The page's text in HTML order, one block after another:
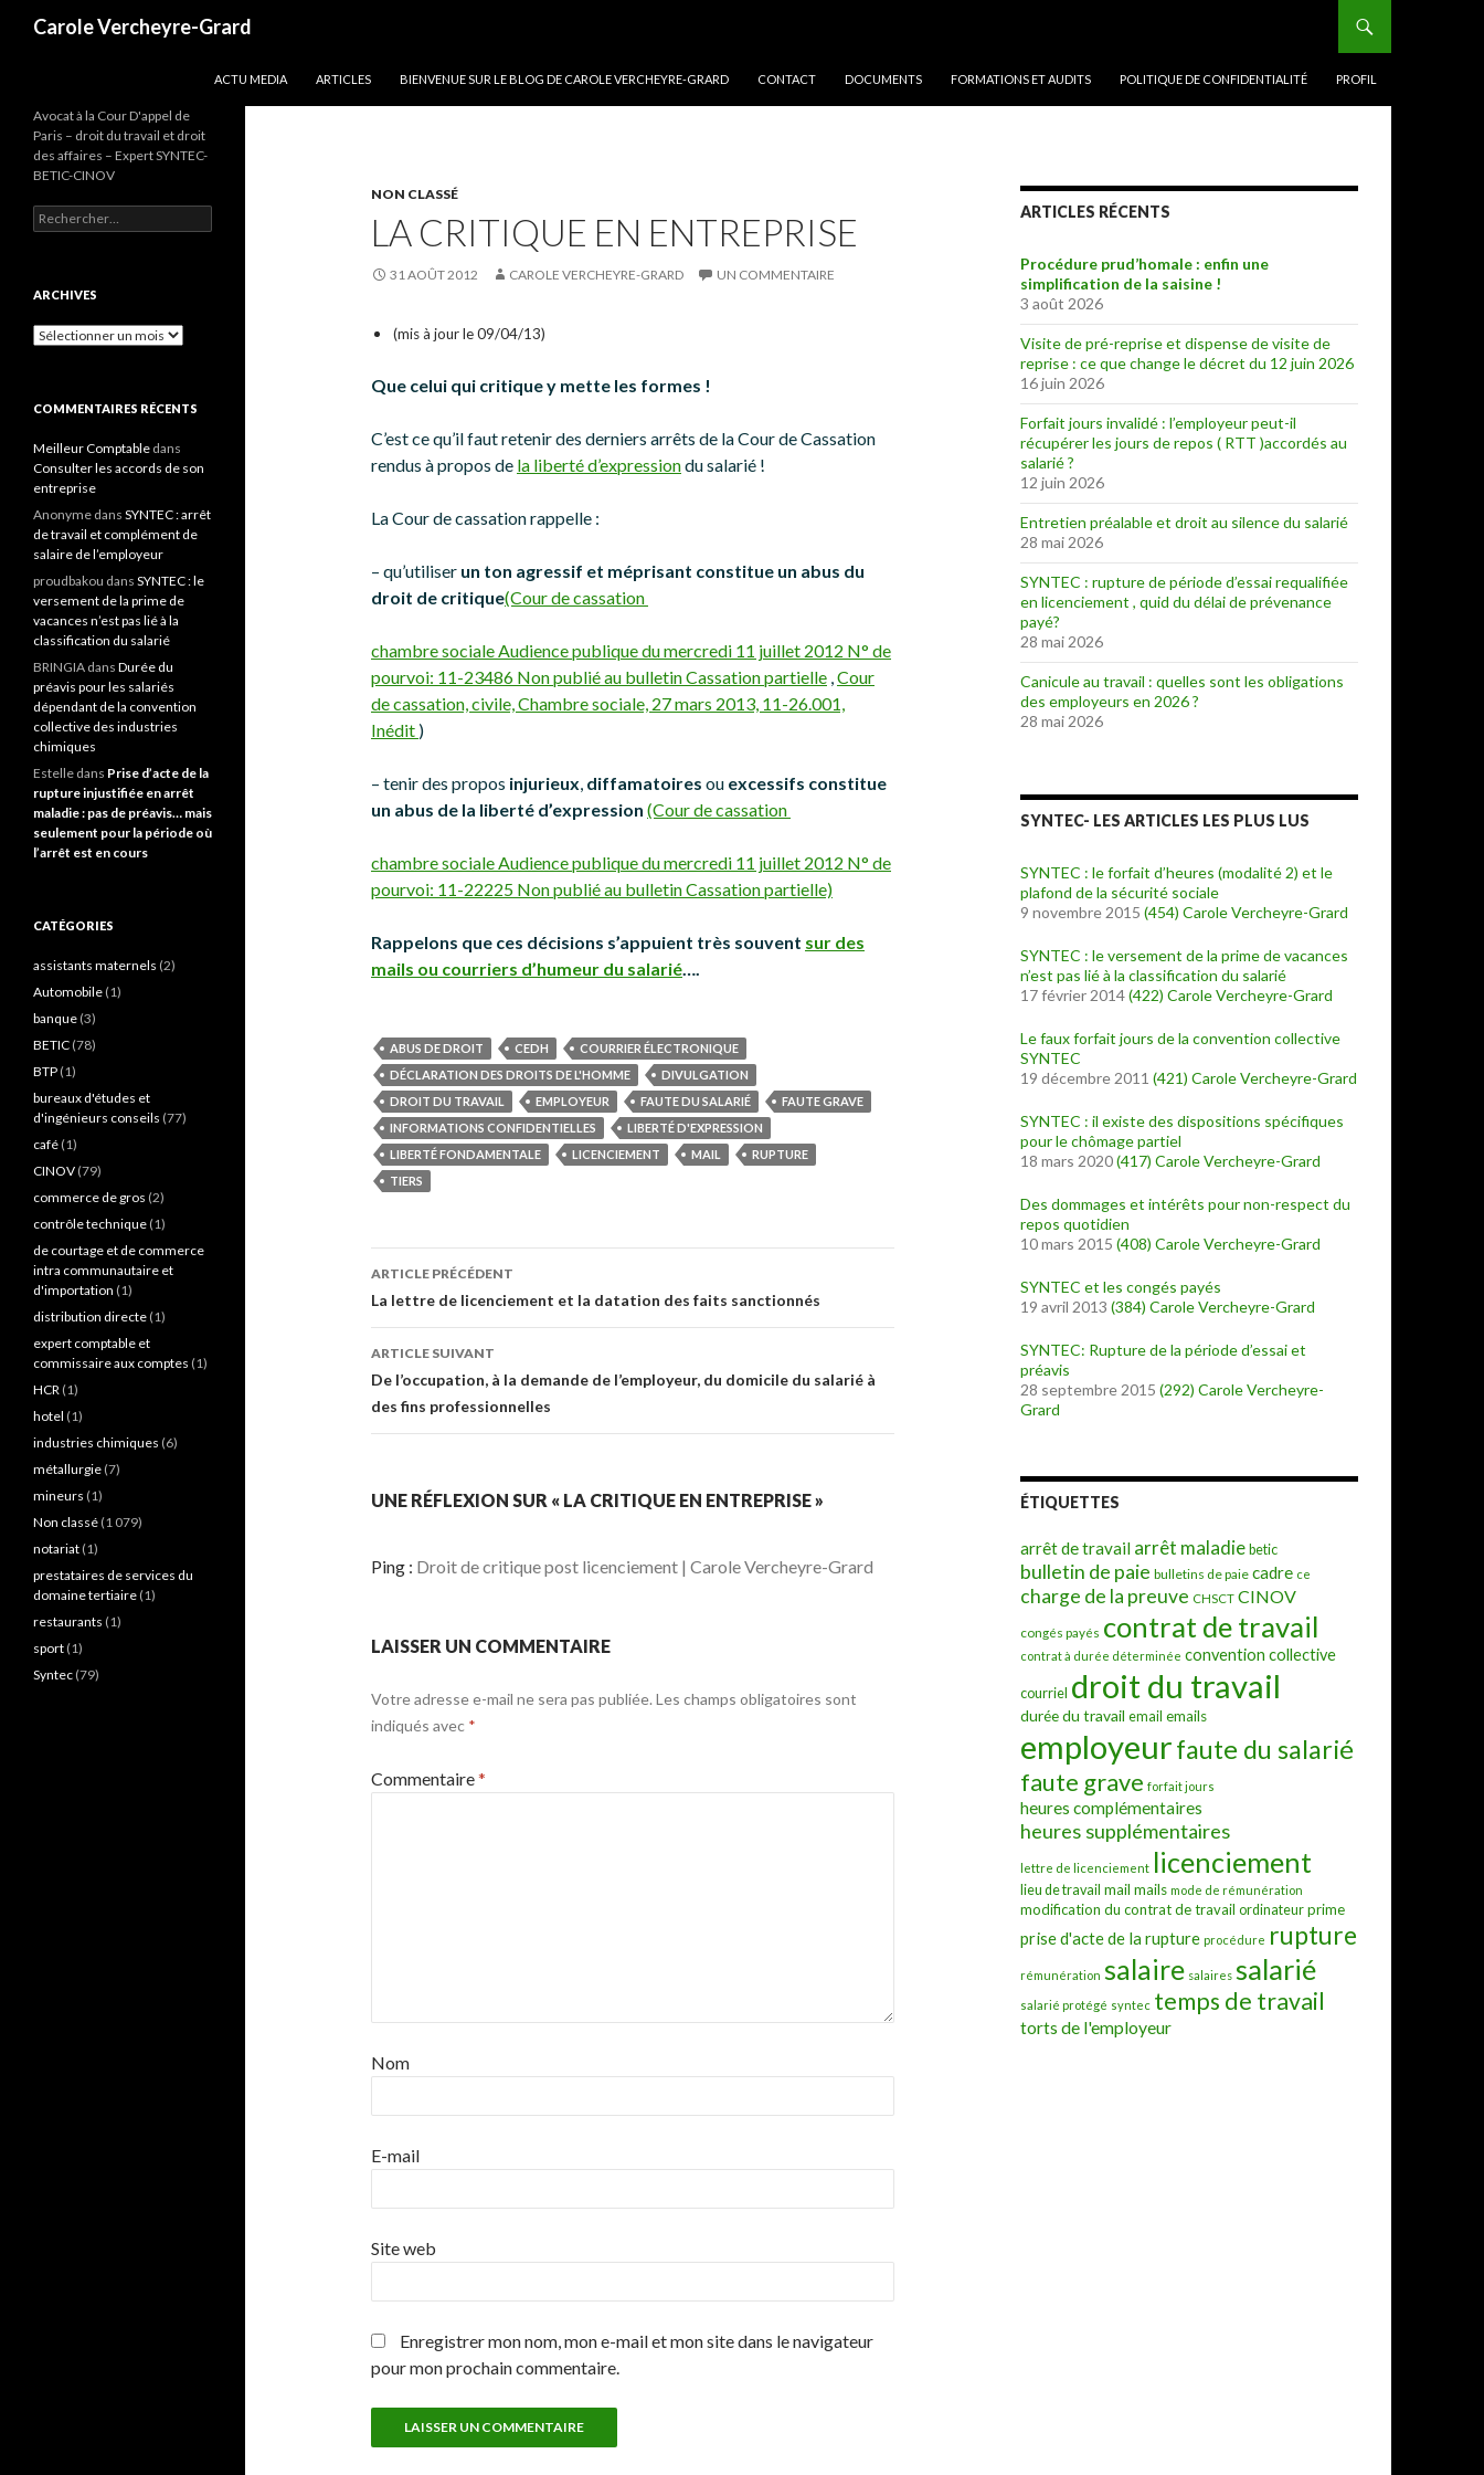
Carole Vercheyre-Grard
ACTU MEDIA
ARTICLES BIENVENUE SUR LE BLOG DE CAROLE VERCHEYRE-GRARD CONTACT DOCUMENTS FORMATIONS ET AUDITS POLITIQUE DE CONFIDENTIALITÉ PROFIL
NON CLASSÉ
LA CRITIQUE EN ENTREPRISE
31 AOÛT 2012 CAROLE VERCHEYRE-GRARD UN COMMENTAIRE
(mis à jour le 09/04/13)
Que celui qui critique y mette les formes !
C’est ce qu’il faut retenir des derniers arrêts de la Cour de Cassation
rendus à propos de la liberté d’expressiondu salarié !
La Cour de cassation rappelle :
– qu’utiliser un ton agressif et méprisant constitue un abus du
droit de critique(Cour de cassation
chambre sociale Audience publique du mercredi 11 juillet 2012 N° de
pourvoi: 11-23486 Non publié au bulletin Cassation partielle ,Cour
de cassation, civile, Chambre sociale, 27 mars 2013, 11-26.001,
Inédit )
– tenir des propos injurieux, diffamatoires ou excessifs constitue
un abus de la liberté d’expression (Cour de cassation
chambre sociale Audience publique du mercredi 11 juillet 2012 N° de
pourvoi: 11-22225 Non publié au bulletin Cassation partielle)
Rappelons que ces décisions s’appuient très souvent sur des
mails ou courriers d’humeur du salarié….
ABUS DE DROIT CEDH
COURRIER ÉLECTRONIQUE
DÉCLARATION DES DROITS DE L'HOMME
DIVULGATION
DROIT DU TRAVAIL
EMPLOYEUR FAUTE DU SALARIÉ
FAUTE GRAVE
INFORMATIONS CONFIDENTIELLES
LIBERTÉ D'EXPRESSION
LIBERTÉ FONDAMENTALE
LICENCIEMENT MAIL
RUPTURE
TIERS
Navigation
des
articles
ARTICLE PRÉCÉDENT
La lettre de licenciement et la datation des faits sanctionnés
ARTICLE SUIVANT
De l’occupation, à la demande de l’employeur, du domicile du salarié à
des fins professionnelles
UNE RÉFLEXION SUR « LA CRITIQUE EN ENTREPRISE »
Ping : Droit de critique post licenciement | Carole Vercheyre-Grard
LAISSER UN COMMENTAIRE
Votre adresse e-mail ne sera pas publiée. Les champs obligatoires sont
indiqués avec *
Commentaire*
Nom
E-mail
Site web
Enregistrer mon nom, mon e-mail et mon site dans le navigateur
pour mon prochain commentaire.
ARTICLES RÉCENTS
Procédure prud’homale : enfin une
simplification de la saisine !
3 août 2026
Visite de pré-reprise et dispense de visite de
reprise : ce que change le décret du 12 juin 2026
16 juin 2026
Forfait jours invalidé : l’employeur peut-il
récupérer les jours de repos ( RTT )accordés au
salarié ?
12 juin 2026
Entretien préalable et droit au silence du salarié
28 mai 2026
SYNTEC : rupture de période d’essai requalifiée
en licenciement , quid du délai de prévenance
payé?
28 mai 2026
Canicule au travail : quelles sont les obligations
des employeurs en 2026 ?
28 mai 2026
SYNTEC- LES ARTICLES LES PLUS LUS
SYNTEC : le forfait d’heures (modalité 2) et le
plafond de la sécurité sociale
9 novembre 2015 (454) Carole Vercheyre-Grard
SYNTEC : le versement de la prime de vacances
n’est pas lié à la classification du salarié
17 février 2014(422) Carole Vercheyre-Grard
Le faux forfait jours de la convention collective
SYNTEC
19 décembre 2011 (421) Carole Vercheyre-Grard
SYNTEC : il existe des dispositions spécifiques
pour le chômage partiel
18 mars 2020(417) Carole Vercheyre-Grard
Des dommages et intérêts pour non-respect du
repos quotidien
10 mars 2015 (408) Carole Vercheyre-Grard
SYNTEC et les congés payés
19 avril 2013 (384) Carole Vercheyre-Grard
SYNTEC: Rupture de la période d’essai et
préavis
28 septembre 2015 (292) Carole Vercheyre-
Grard
ÉTIQUETTES
arrêt de travail arrêt maladie betic
bulletin de paie bulletins de paie cadre ce
charge de la preuve CHSCT CINOV
congés payés contrat de travail
contrat à durée déterminée convention collective
courriel droit du travail
durée du travail email emails
employeurfaute du salarié
faute grave forfait jours
heures complémentaires
heures supplémentaires
lettre de licenciement licenciement
lieu de travail mail mails mode de rémunération
modification du contrat de travail ordinateur prime
prise d'acte de la rupture procédure rupture
rémunération salaire salaires salarié
salarié protégé syntec temps de travail
torts de l'employeur
Avocat à la Cour D'appel de
Paris – droit du travail et droit
des affaires – Expert SYNTEC-
BETIC-CINOV
Rechercher :
ARCHIVES
Archives
COMMENTAIRES RÉCENTS
Meilleur Comptable dans
Consulter les accords de son
entreprise
Anonyme dans SYNTEC : arrêt
de travail et complément de
salaire de l’employeur
proudbakou dans SYNTEC : le
versement de la prime de
vacances n’est pas lié à la
classification du salarié
BRINGIA dans Durée du
préavis pour les salariés
dépendant de la convention
collective des industries
chimiques
Estelle dans Prise d’acte de la
rupture injustifiée en arrêt
maladie : pas de préavis… mais
seulement pour la période où
l’arrêt est en cours
CATÉGORIES
assistants maternels (2)
Automobile (1)
banque (3)
BETIC (78)
BTP (1)
bureaux d'études et
d'ingénieurs conseils (77)
café (1)
CINOV (79)
commerce de gros (2)
contrôle technique (1)
de courtage et de commerce
intra communautaire et
d'importation (1)
distribution directe (1)
expert comptable et
commissaire aux comptes (1)
HCR (1)
hotel (1)
industries chimiques (6)
métallurgie (7)
mineurs (1)
Non classé (1 079)
notariat (1)
prestataires de services du
domaine tertiaire (1)
restaurants (1)
sport (1)
Syntec (79)